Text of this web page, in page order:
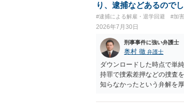
り、逮捕などあるので
#逮捕による解雇・退学回避 #加
2026年7月30日
刑事事件に強い弁護士
奥村 徹 弁護士
ダウンロードした時点で単
持罪で捜索差押などの捜査
知らなかったという弁解を